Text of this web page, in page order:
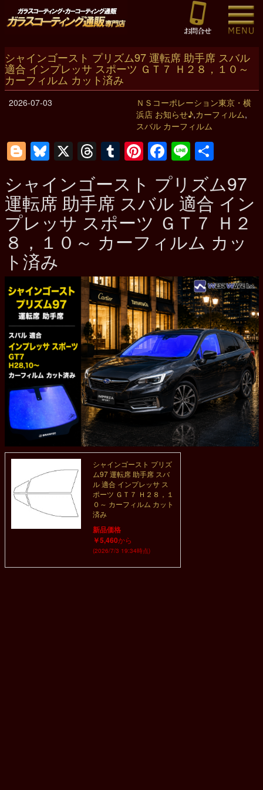
シャインゴースト プリズム97 運転席 助手席 スバル
適合 インプレッサ スポーツ ＧＴ７ Ｈ２８，１０～
カーフィルム カット済み
2026-07-03
ＮＳコーポレーション東京・横
浜店 お知らせ♪,カーフィルム,
スバル カーフィルム
Blogger
Bluesky
X Threads
Tumblr
Pinterest
Facebook
Line共
シャインゴースト プリズム97
運転席 助手席 スバル 適合 イン
プレッサ スポーツ ＧＴ７ Ｈ２
８，１０～ カーフィルム カッ
ト済み
シャインゴースト プリズ
ム97 運転席 助手席 スバ
ル 適合 インプレッサ ス
ポーツ ＧＴ７ Ｈ２８，１
０～ カーフィルム カット
済み
新品価格
￥5,460から
(2026/7/3 19:34時点)